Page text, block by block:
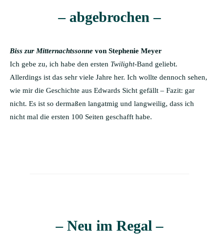
– abgebrochen –
Biss zur Mitternachtssonne von Stephenie Meyer
Ich gebe zu, ich habe den ersten Twilight-Band geliebt.
Allerdings ist das sehr viele Jahre her. Ich wollte dennoch sehen,
wie mir die Geschichte aus Edwards Sicht gefällt – Fazit: gar
nicht. Es ist so dermaßen langatmig und langweilig, dass ich
nicht mal die ersten 100 Seiten geschafft habe.
– Neu im Regal –